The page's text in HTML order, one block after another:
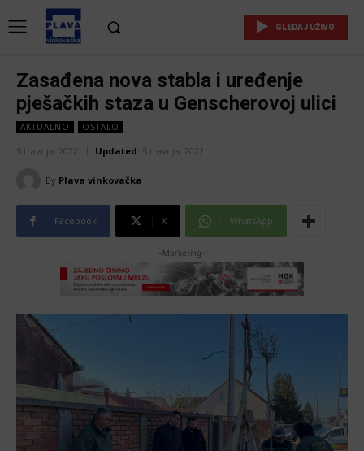
GLEDAJ UŽIVO
Zasađena nova stabla i uređenje
pješačkih staza u Genscherovoj ulici
AKTUALNO OSTALO
5 travnja, 2022 Updated: 5 travnja, 2022
By Plava vinkovačka
Facebook X WhatsApp
-Marketing-